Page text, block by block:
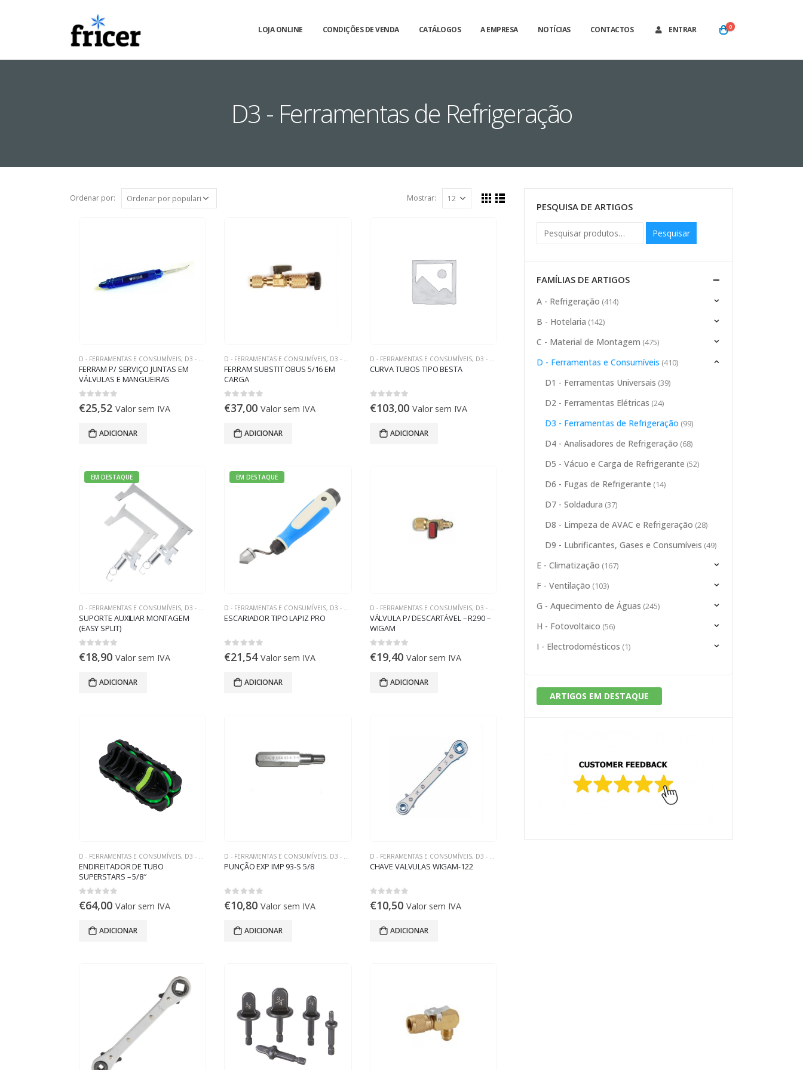
LOJA ONLINE CONDIÇÕES DE VENDA CATÁLOGOS A EMPRESA NOTÍCIAS CONTACTOS ENTRAR 0
D3 - Ferramentas de Refrigeração
Ordenar por: Mostrar:
D - FERRAMENTAS E CONSUMÍVEIS, D3 - FERRAMENTAS DE REFRIGERAÇÃO
FERRAM P/ SERVIÇO JUNTAS EM
VÁLVULAS E MANGUEIRAS
0out of 5
€25,52 Valor sem IVA
ADICIONAR
D - FERRAMENTAS E CONSUMÍVEIS, D3 - FERRAMENTAS DE REFRIGERAÇÃO
FERRAM SUBSTIT OBUS 5/16 EM
CARGA
0out of 5
€37,00 Valor sem IVA
ADICIONAR
D - FERRAMENTAS E CONSUMÍVEIS, D3 - FERRAMENTAS DE REFRIGERAÇÃO
CURVA TUBOS TIPO BESTA
0out of 5
€103,00 Valor sem IVA
ADICIONAR
EM DESTAQUE
D - FERRAMENTAS E CONSUMÍVEIS, D3 - FERRAMENTAS DE REFRIGERAÇÃO
SUPORTE AUXILIAR MONTAGEM
(EASY SPLIT)
€18,90 Valor sem IVA
ADICIONAR
EM DESTAQUE
D - FERRAMENTAS E CONSUMÍVEIS, D3 - FERRAMENTAS DE REFRIGERAÇÃO
ESCARIADOR TIPO LAPIZ PRO
€21,54 Valor sem IVA
ADICIONAR
D - FERRAMENTAS E CONSUMÍVEIS, D3 - FERRAMENTAS DE REFRIGERAÇÃO
VÁLVULA P/ DESCARTÁVEL – R290 –
WIGAM
€19,40 Valor sem IVA
ADICIONAR
D - FERRAMENTAS E CONSUMÍVEIS, D3 - FERRAMENTAS DE REFRIGERAÇÃO
ENDIREITADOR DE TUBO
SUPERSTARS – 5/8″
0out of 5
€64,00 Valor sem IVA
ADICIONAR
D - FERRAMENTAS E CONSUMÍVEIS, D3 - FERRAMENTAS DE REFRIGERAÇÃO
PUNÇÃO EXP IMP 93-S 5/8
0out of 5
€10,80 Valor sem IVA
ADICIONAR
D - FERRAMENTAS E CONSUMÍVEIS, D3 - FERRAMENTAS DE REFRIGERAÇÃO
CHAVE VALVULAS WIGAM-122
0out of 5
€10,50 Valor sem IVA
ADICIONAR
PESQUISA DE ARTIGOS
Pesquisar
FAMÍLIAS DE ARTIGOS
A - Refrigeração (414)
B - Hotelaria (142)
C - Material de Montagem (475)
D - Ferramentas e Consumíveis (410)
D1 - Ferramentas Universais (39)
D2 - Ferramentas Elétricas (24)
D3 - Ferramentas de Refrigeração (99)
D4 - Analisadores de Refrigeração (68)
D5 - Vácuo e Carga de Refrigerante (52)
D6 - Fugas de Refrigerante (14)
D7 - Soldadura (37)
D8 - Limpeza de AVAC e Refrigeração (28)
D9 - Lubrificantes, Gases e Consumíveis (49)
E - Climatização (167)
F - Ventilação (103)
G - Aquecimento de Águas (245)
H - Fotovoltaico (56)
I - Electrodomésticos (1)
ARTIGOS EM DESTAQUE